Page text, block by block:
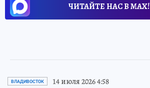
ЧИТАЙТЕ НАС В МАХ!
ВЛАДИВОСТОК 14 июля 2026 4:58